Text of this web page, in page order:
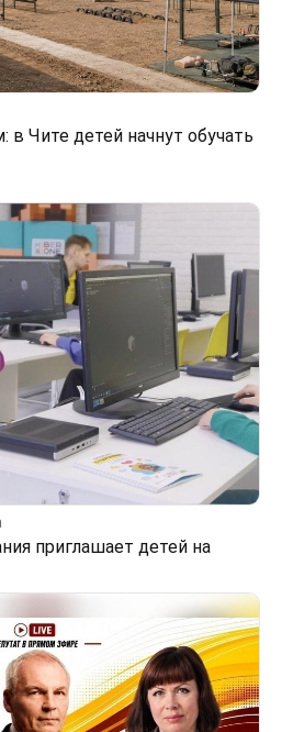
в Чите детей начнут обучать
приглашает детей на